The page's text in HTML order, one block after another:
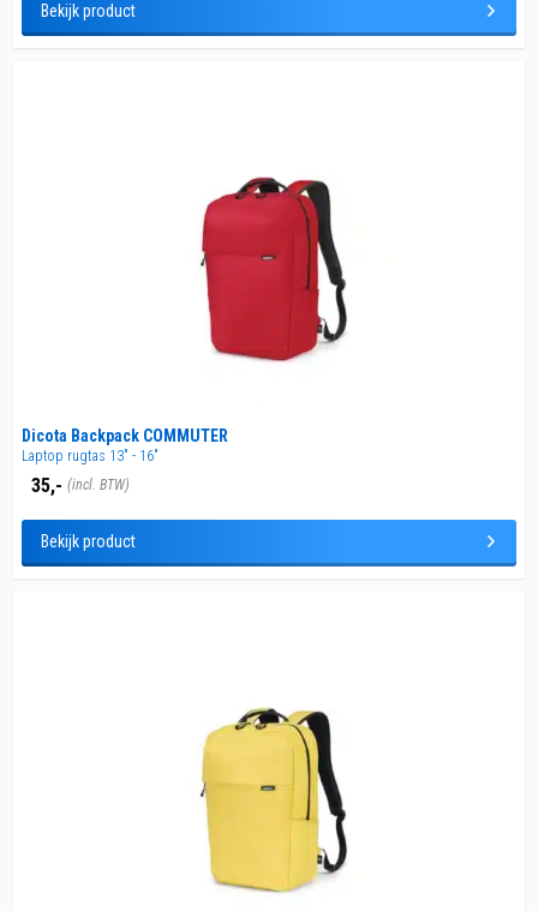
Bekijk product
Dicota Backpack COMMUTER
Laptop rugtas 13" - 16"
35,- (incl. BTW)
Bekijk product